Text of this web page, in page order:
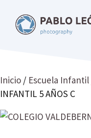
contenido
Inicio / Escuela Infantil
INFANTIL 5 AÑOS C